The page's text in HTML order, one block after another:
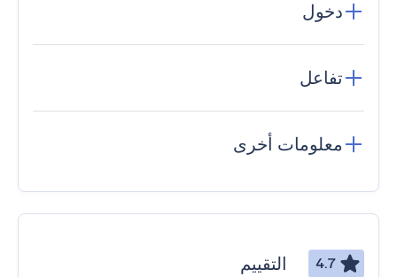
دخول
تفاعل
معلومات أخرى
4.7 التقييم